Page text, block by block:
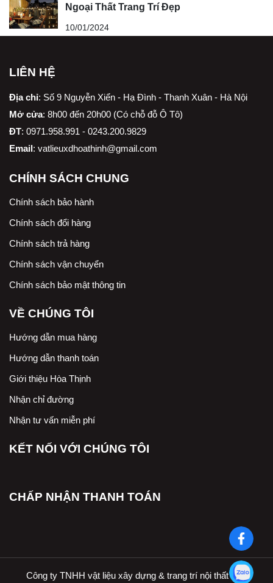
Ngoại Thất Trang Trí Đẹp
10/01/2024
LIÊN HỆ
Địa chỉ: Số 9 Nguyễn Xiển - Hạ Đình - Thanh Xuân - Hà Nội
Mở cửa: 8h00 đến 20h00 (Có chỗ đỗ Ô Tô)
ĐT: 0971.958.991 - 0243.200.9829
Email: vatlieuxdhoathinh@gmail.com
CHÍNH SÁCH CHUNG
Chính sách bảo hành
Chính sách đổi hàng
Chính sách trả hàng
Chính sách vận chuyển
Chính sách bảo mật thông tin
VỀ CHÚNG TÔI
Hướng dẫn mua hàng
Hướng dẫn thanh toán
Giới thiệu Hòa Thịnh
Nhận chỉ đường
Nhận tư vấn miễn phí
KẾT NỐI VỚI CHÚNG TÔI
CHẤP NHẬN THANH TOÁN
Công ty TNHH vật liệu xây dựng & trang trí nội thất Hòa